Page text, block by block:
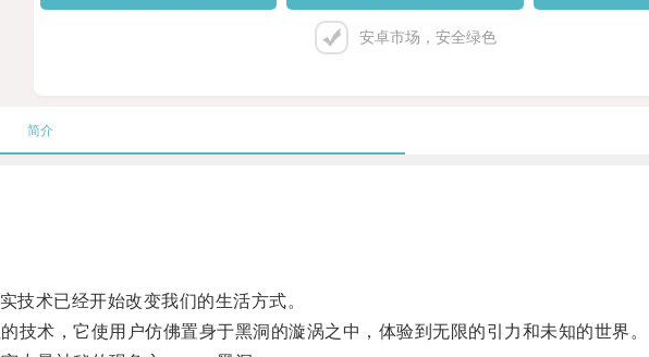
安卓市场，安全绿色
简介
术已经开始改变我们的生活方式。
术，它使用户仿佛置身于黑洞的漩涡之中，体验到无限的引力和未知的世界。